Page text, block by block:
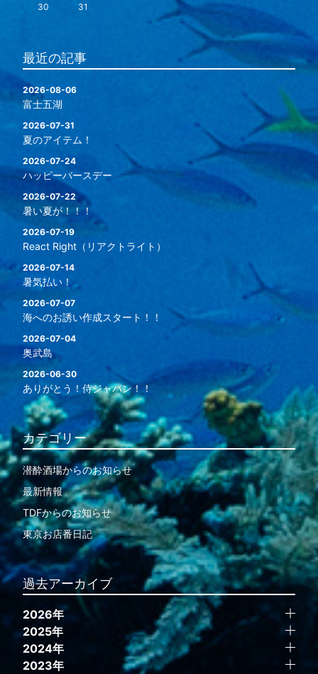
30
31
最近の記事
2026-08-06
富士五湖
2026-07-31
夏のアイテム！
2026-07-24
ハッピーバースデー
2026-07-22
暑い夏が！！！
2026-07-19
React Right（リアクトライト）
2026-07-14
暑気払い！
2026-07-07
海へのお誘い作成スタート！！
2026-07-04
奥武島
2026-06-30
ありがとう！侍ジャパン！！
カテゴリー
潜酔酒場からのお知らせ
最新情報
TDFからのお知らせ
東京お店番日記
過去アーカイブ
2026年
2025年
2024年
2023年